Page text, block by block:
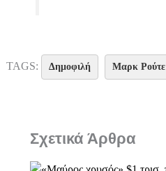
TAGS: Δημοφιλή Μαρκ Ρούτε
Σχετικά Άρθρα